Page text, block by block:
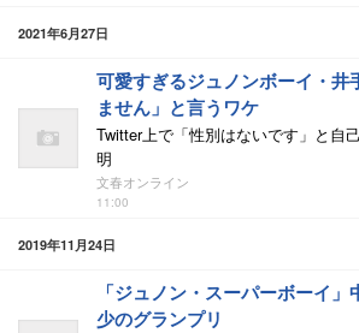
2021年6月27日
可愛すぎるジュノンボーイ・井
ません」と言うワケ
Twitter上で「性別はないです」と自
明
文春オンライン
11:00
2019年11月24日
「ジュノン・スーパーボーイ
少のグランプリ